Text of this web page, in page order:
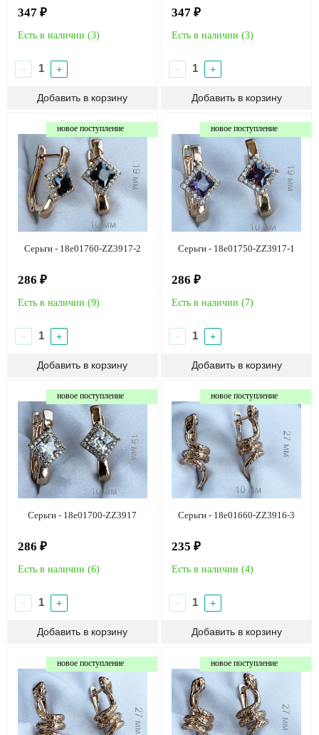
347 ₽
Есть в наличии (3)
− +
347 ₽
Есть в наличии (3)
− +
новое поступление
Серьги - 18e01760-ZZ3917-2
286 ₽
Есть в наличии (9)
− +
новое поступление
Серьги - 18e01750-ZZ3917-1
286 ₽
Есть в наличии (7)
− +
новое поступление
Серьги - 18e01700-ZZ3917
286 ₽
Есть в наличии (6)
− +
новое поступление
Серьги - 18e01660-ZZ3916-3
235 ₽
Есть в наличии (4)
− +
новое поступление новое поступление